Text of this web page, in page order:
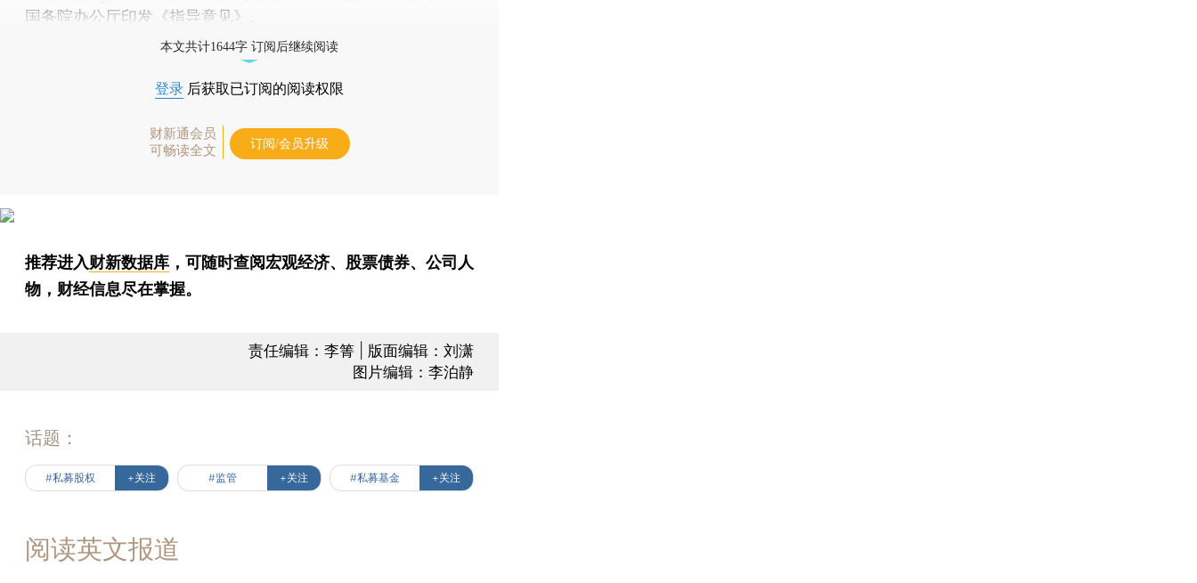
国务院办公厅印发《指导意见》。
本文共计1644字 订阅后继续阅读
登录 后获取已订阅的阅读权限
财新通会员
可畅读全文
订阅/会员升级
推荐进入财新数据库 ，可随时查阅宏观经济、股票债券、公司人
物，财经信息尽在掌握。
责任编辑：李箐 | 版面编辑：刘潇
图片编辑：李泊静
话题：
#私募股权 +关注 #监管 +关注 #私募基金 +关注
阅读英文报道